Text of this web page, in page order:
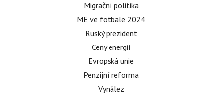
Migrační politika
ME ve fotbale 2024
Ruský prezident
Ceny energií
Evropská unie
Penzijní reforma
Vynález